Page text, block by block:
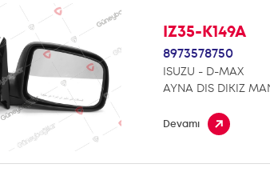
IZ35-K149A
8973578750
ISUZU - D-MAX
AYNA DIS DIKIZ
Devamı